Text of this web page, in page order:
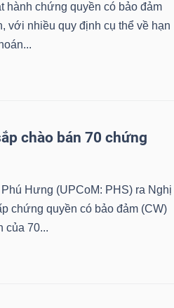
hành chứng quyền có bảo đảm
với nhiều quy định cụ thể về hạn
chào bán 70 chứng
Hưng (UPCoM: PHS) ra Nghị
chứng quyền có bảo đảm (CW)
của 70...